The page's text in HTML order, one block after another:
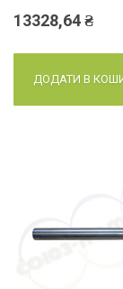
13328,64₴
ДОДАТИ В